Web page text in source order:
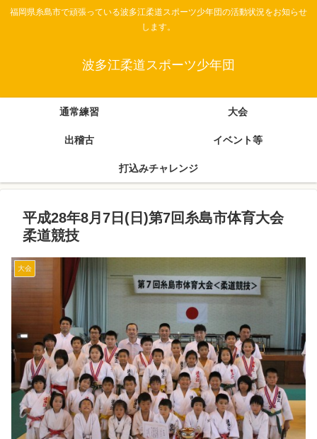
福岡県糸島市で頑張っている波多江柔道スポーツ少年団の活動状況をお知らせ
します。
波多江柔道スポーツ少年団
通常練習 大会
出稽古 イベント等
打込みチャレンジ
平成28年8月7日(日)第7回糸島市体育大会
柔道競技
大会